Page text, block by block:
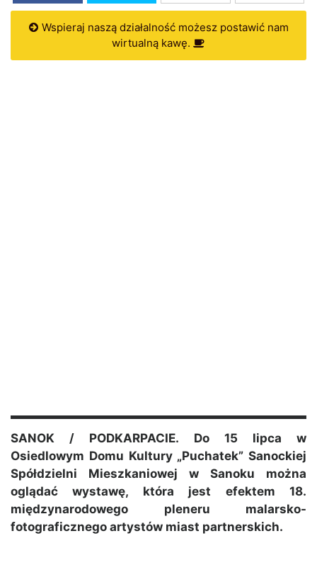
Wspieraj naszą działalność możesz postawić nam
wirtualną kawę.
SANOK / PODKARPACIE. Do 15 lipca w
Osiedlowym Domu Kultury „Puchatek” Sanockiej
Spółdzielni Mieszkaniowej w Sanoku można
oglądać wystawę, która jest efektem 18.
międzynarodowego pleneru malarsko-
fotograficznego artystów miast partnerskich.